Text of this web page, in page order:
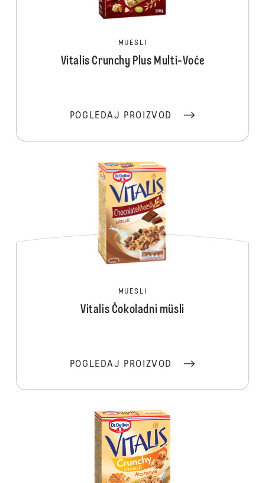
MUESLI
Vitalis Crunchy Plus Multi-Voće
POGLEDAJ PROIZVOD
MUESLI
Vitalis Čokoladni müsli
POGLEDAJ PROIZVOD